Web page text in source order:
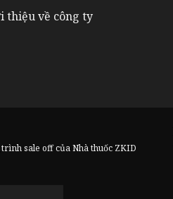
thiệu về công ty
sale off của Nhà thuốc ZKID